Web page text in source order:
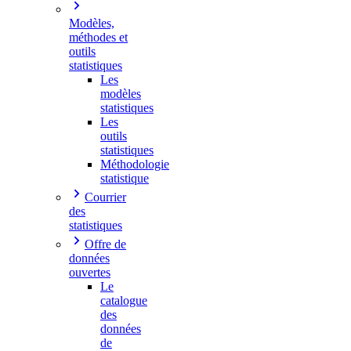
Modèles,
méthodes et
outils
statistiques
Les
modèles
statistiques
Les
outils
statistiques
Méthodologie
statistique
Courrier
des
statistiques
Offre de
données
ouvertes
Le
catalogue
des
données
de